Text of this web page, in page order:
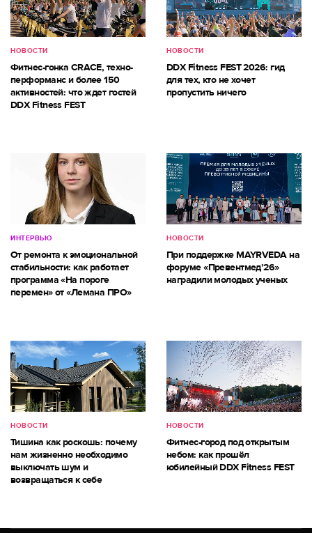
НОВОСТИ
Фитнес-гонка CRACE, техно-
перформанс и более 150
активностей: что ждет гостей
DDX Fitness FEST
НОВОСТИ
DDX Fitness FEST 2026: гид
для тех, кто не хочет
пропустить ничего
ИНТЕРВЬЮ
От ремонта к эмоциональной
стабильности: как работает
программа «На пороге
перемен» от «Лемана ПРО»
НОВОСТИ
При поддержке MAYRVEDA на
форуме «Превентмед’26»
наградили молодых ученых
НОВОСТИ
Тишина как роскошь: почему
нам жизненно необходимо
выключать шум и
возвращаться к себе
НОВОСТИ
Фитнес-город под открытым
небом: как прошёл
юбилейный DDX Fitness FEST